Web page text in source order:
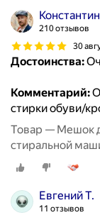
210 отзывов
30
Достоинства:
Комментарий:
стирки обуви/
Товар — Мешок
стиральной
Евгений Т.
11 отзывов